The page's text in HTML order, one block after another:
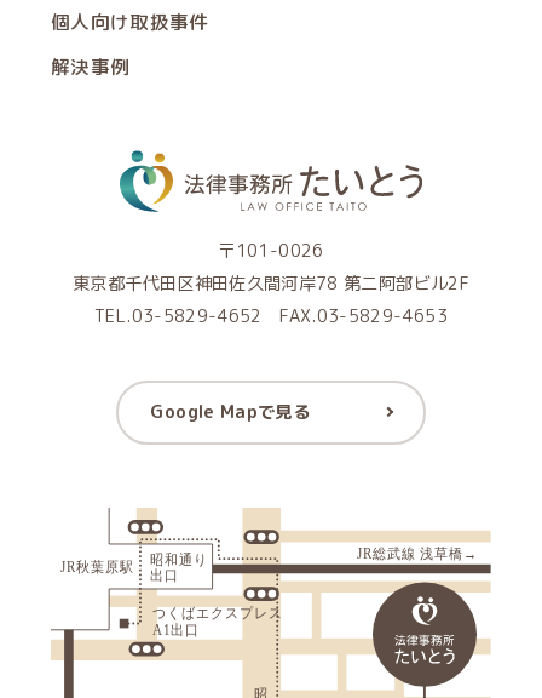
個人向け取扱事件
解決事例
〒101-0026
東京都千代田区神田佐久間河岸78 第二阿部ビル2F
TEL.03-5829-4652 FAX.03-5829-4653
Google Mapで見る